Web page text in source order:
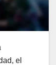
el